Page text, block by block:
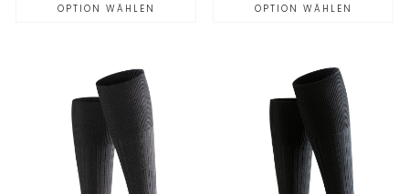
OPTION WÄHLEN OPTION WÄHLEN